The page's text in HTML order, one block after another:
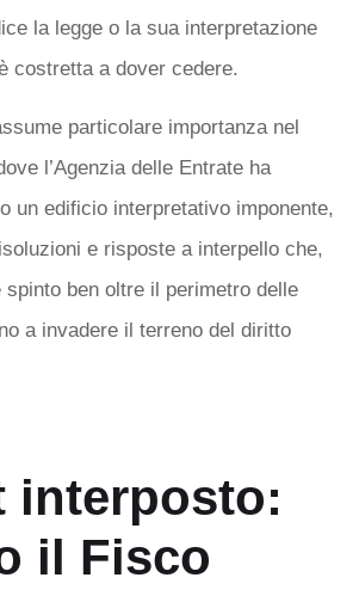
la legge o la sua interpretazione
costretta a dover cedere.
particolare importanza nel
l’Agenzia delle Entrate ha
un edificio interpretativo imponente,
e risposte a interpello che,
ben oltre il perimetro delle
a invadere il terreno del diritto
interposto:
il Fisco